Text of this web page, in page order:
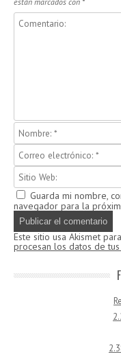
Guarda mi nombre,
navegador para la
Este sitio usa Akismet
procesan los datos de